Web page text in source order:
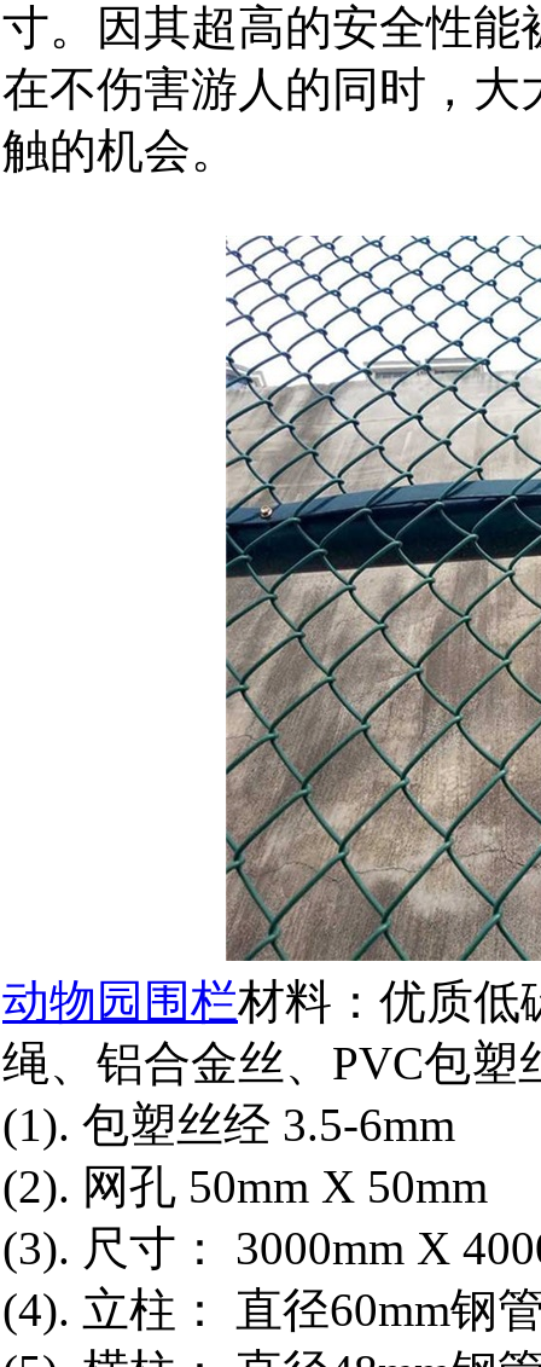
寸。因其超高的安全性
在不伤害游人的同时，
触的机会。
动物园围栏材料：优质低
绳、铝合金丝、PVC包塑
(1). 包塑丝经 3.5-6mm
(2). 网孔 50mm X 50mm
(3). 尺寸： 3000mm X
(4). 立柱： 直径60mm钢